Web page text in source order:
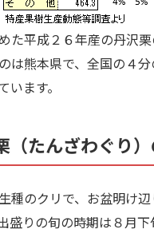
た平成２６年産の丹沢
は熊本県で、全国の４
います。
たんざわぐり
種のクリで、お盆明け
盛りの旬の時期は８月下